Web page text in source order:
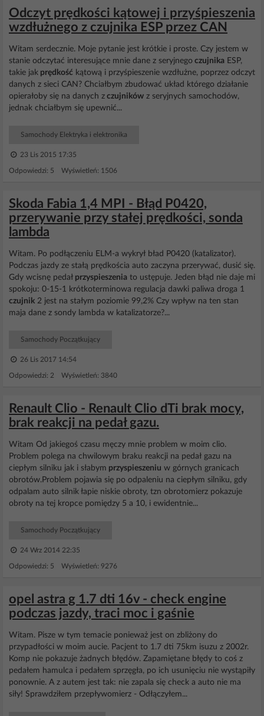
Odczyt prędkości kątowej i przyśpieszenia
wzdłużnego z czujnika ESP przez CAN
Witam serdecznie. Moje pytanie jest krótkie i proste. Czy jestem w
stanie odczytać interesujące mnie dane z seryjnego czujnika ESP,
takie jak prędkość kątową i przyśpieszenie wzdłużne, poprzez odczyt
danych z sieci CAN? Chciałbym zbudować układ którego działanie
opierałoby się na danych z czujników z seryjnych samochodów,
jednak chciałbym się upewnić...
Samochody Elektryka i elektronika
23 Lis 2015 17:35
Odpowiedzi: 5 Wyświetleń: 1506
Skoda Fabia 1,4 MPI - Błąd P0420,
przerywanie przy stałej prędkości, sonda
lambda
Witam. Po podłączeniu ELM-a wykrył bład P0420 (katalizator).
Podczas jazdy ze stałą prędkościa auto zaczyna przerywać, dusić się.
Gdy wcisnę pedał przyspieszenia to ustępuje. Jeden błąd nie daje mi
spokoju: 0-15-1 krótkoterminowa regulacja dawki paliwa droga 1
czujnik 2 jest na stałym poziomie 99,2% Czy wpływ na ten stan
maja dane z sondy lambda w katalizatorze?...
Samochody Początkujący
26 Lis 2017 14:54
Odpowiedzi: 2 Wyświetleń: 3840
Renault Clio - Renault Clio dTi brak mocy,
brak reakcji na pedał gazu.
Witam Od jakiegoś czasu męczy mnie problem w moim clio.
Problem polega na chwilowym braku reakcji na pedał gazu na
ciepłym silniku jak i słabym przyspieszeniu w górnych granicach
obrotów.Problem pojawia się po odpaleniu na ciepłym silniku, gdy
odpalam auto silnik łapie niskie obroty, tzn obrotomierz pokazuje
obroty na tej kropce pomiędzy 5 a 10, i ewidentnie...
Samochody Początkujący
24 Wrz 2014 22:35
Odpowiedzi: 5 Wyświetleń: 9276
opel astra g 1.7 dti 16v - check engine
podczas jazdy, traci moc i gaśnie
Witam. Pisze w tym temacie ponieważ jest on zbliżony do
przypadłości w moim aucie. Pacjent to 1.7 dti 75km isuzu z 2002r.
Komp nie pokazuje żadnych błędów. Zapamiętane błędy to coś z
pedałem hamulca i pedałem sprzęgła, po ich usunięciu nie wystąpiły
ponownie. A z autem jest tak: nie zapala się check a auto nie ma
siły! Sprawdziłem przepływomierz - Odłączyłem...